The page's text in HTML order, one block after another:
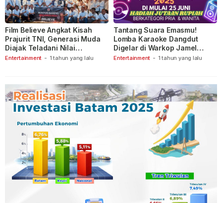
Entertainment - 1 tahun yang lalu
Film Believe Angkat Kisah
Prajurit TNI, Generasi Muda
Diajak Teladani Nilai
Keberanian
Entertainment - 1 tahun yang lalu
Tantang Suara Emasmu!
Lomba Karaoke Dangdut
Digelar di Warkop Jamel
Ganet